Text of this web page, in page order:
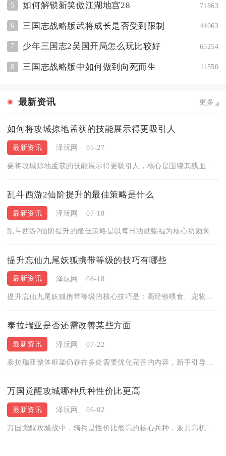
5 如何解锁新笑傲江湖地宫28 71863
6 三国志战略版武将成长是否受到限制 44063
7 少年三国志2吴国开局怎么玩比较好 65254
8 三国志战略版中如何做到向死而生 11550
最新资讯 更多
如何将攻城掠地孟获的技能展示得更吸引人
最新资讯 泽玩网 05-27
乱斗西游2仙阶提升的最佳策略是什么
最新资讯 泽玩网 07-18
乱斗西游2仙阶提升的最佳策略是以每日功勋赐福为核心功勋来源，...
提升忘仙九尾妖狐携带等级的技巧有哪些
最新资讯 泽玩网 06-18
泰拉瑞亚是否还需改善某些方面
最新资讯 泽玩网 07-22
万国觉醒攻城哪种兵种性价比更高
最新资讯 泽玩网 06-02